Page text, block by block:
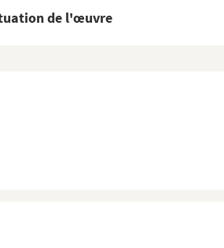
de l'œuvre